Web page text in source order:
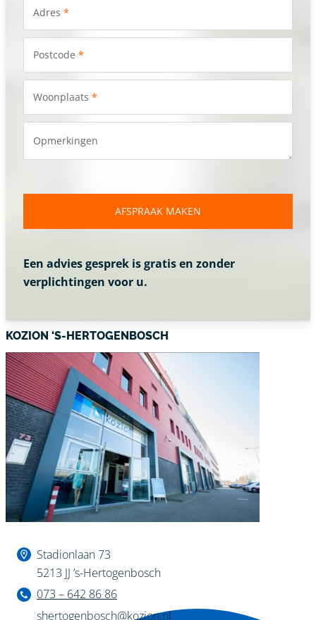
Adres *
Postcode *
Woonplaats *
Opmerkingen
AFSPRAAK MAKEN
Een advies gesprek is gratis en zonder
verplichtingen voor u.
KOZION ‘S-HERTOGENBOSCH
Stadionlaan 73
5213 JJ ’s-Hertogenbosch
073 – 642 86 86
shertogenbosch@kozion.nl